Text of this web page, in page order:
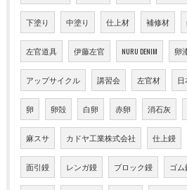
下塗り 中塗り 仕上材 補修材
左官道具 伊藤左官 NURU DENIM 卵
アップサイクル 講習会 左官材
卵 卵殻 白卵 赤卵 消石灰
麻スサ カドヤ工業株式会社 仕上鏝
面引鏝 レンガ鏝 ブロック鏝 ゴム